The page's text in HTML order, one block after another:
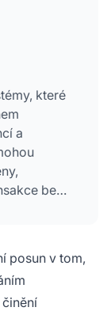
které
a
bez
posun v tom,